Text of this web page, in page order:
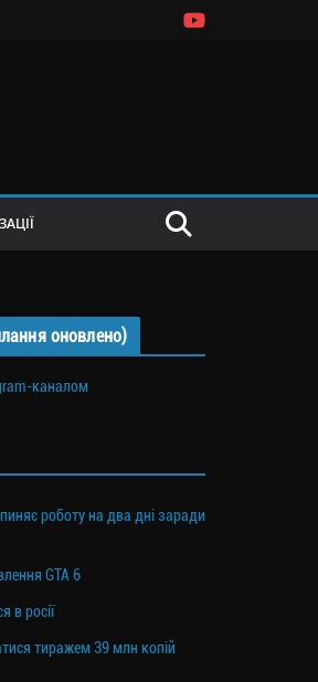
оновлено)
каналом
роботу на два дні заради
GTA 6
в росії
тиражем 39 млн копій